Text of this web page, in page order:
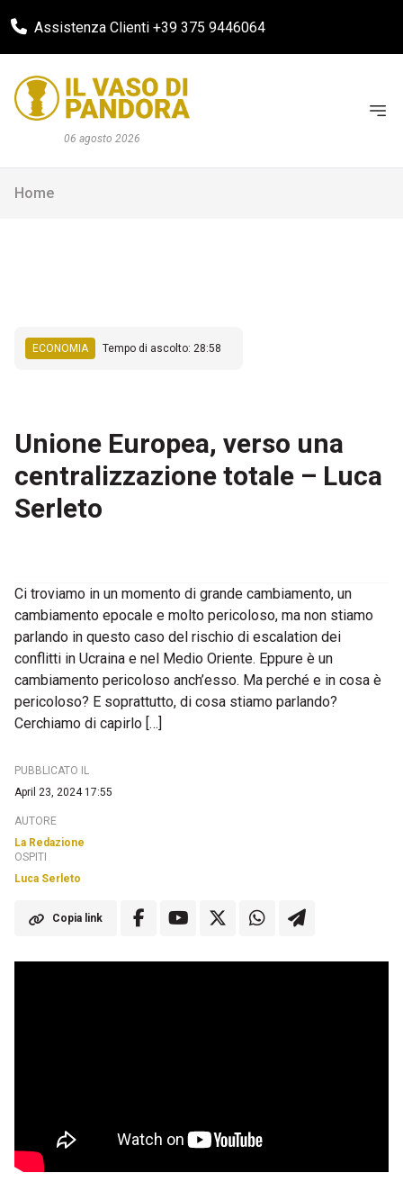
Assistenza Clienti +39 375 9446064
06 agosto 2026
Home
ECONOMIA Tempo di ascolto: 28:58
Unione Europea, verso una
centralizzazione totale – Luca
Serleto
Ci troviamo in un momento di grande cambiamento, un
cambiamento epocale e molto pericoloso, ma non stiamo
parlando in questo caso del rischio di escalation dei
conflitti in Ucraina e nel Medio Oriente. Eppure è un
cambiamento pericoloso anch’esso. Ma perché e in cosa è
pericoloso? E soprattutto, di cosa stiamo parlando?
Cerchiamo di capirlo […]
PUBBLICATO IL
April 23, 2024 17:55
AUTORE
La Redazione
OSPITI
Luca Serleto
Copia link